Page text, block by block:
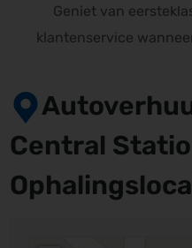
Geniet van
klantenservice
Central